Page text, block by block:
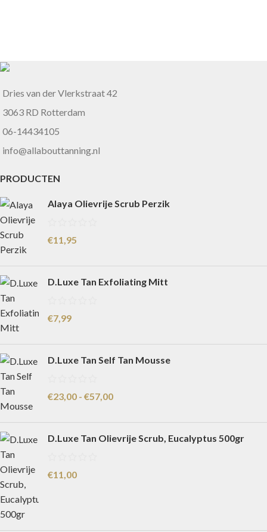
Dries van der Vlerkstraat 42
3063 RD Rotterdam
06-14434105
info@allabouttanning.nl
PRODUCTEN
Alaya Olievrije Scrub Perzik
€11,95
D.Luxe Tan Exfoliating Mitt
€7,99
D.Luxe Tan Self Tan Mousse
€23,00 - €57,00
D.Luxe Tan Olievrije Scrub, Eucalyptus 500gr
€11,00